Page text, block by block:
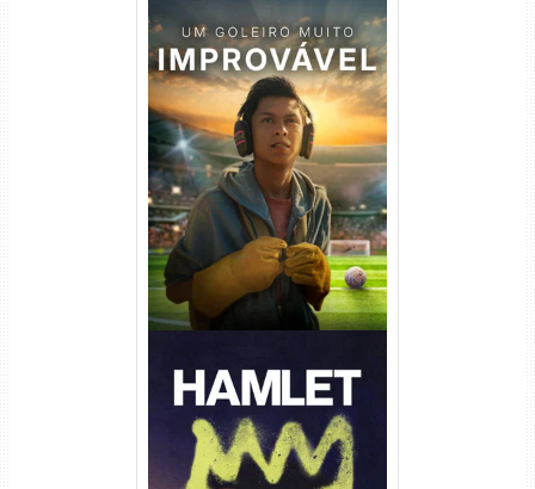
Um Goleiro Muito Improvável
Torrent (2026) WEB-DL 1080p
Dual Áudio